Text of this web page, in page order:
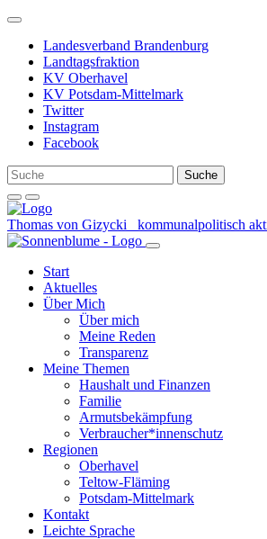
Weiter
Inhalt
Landesverband Brandenburg
Landtagsfraktion
KV Oberhavel
KV Potsdam-Mittelmark
Twitter
Instagram
Facebook
Thomas von Gizycki kommunalpolitisch
Start
Aktuelles
Über Mich
Über mich
Meine Reden
Transparenz
Meine Themen
Haushalt und Finanzen
Familie
Armutsbekämpfung
Verbraucher*innenschutz
Regionen
Oberhavel
Teltow-Fläming
Potsdam-Mittelmark
Kontakt
Leichte Sprache